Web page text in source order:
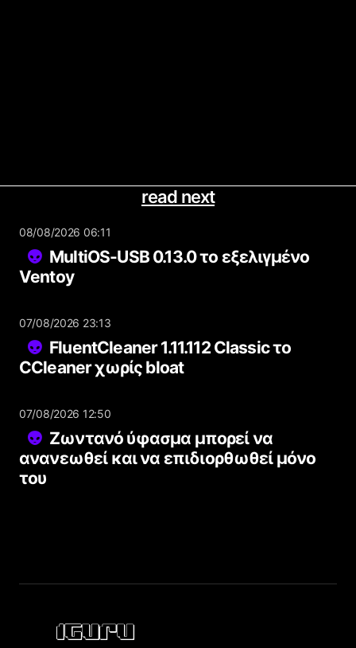
read next
08/08/2026 06:11
MultiOS-USB 0.13.0 το εξελιγμένο
Ventoy
07/08/2026 23:13
FluentCleaner 1.11.112 Classic το
CCleaner χωρίς bloat
07/08/2026 12:50
Ζωντανό ύφασμα μπορεί να
ανανεωθεί και να επιδιορθωθεί μόνο
του